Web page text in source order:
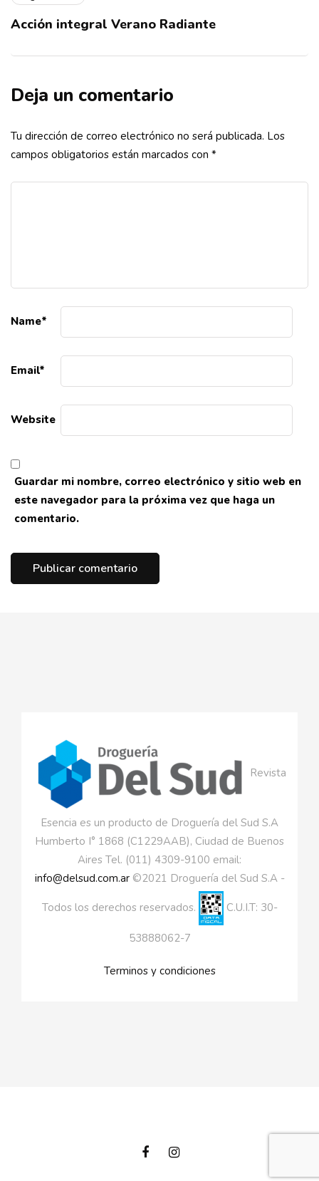
Acción integral Verano Radiante
Deja un comentario
Tu dirección de correo electrónico no será publicada. Los
campos obligatorios están marcados con *
Name*
Email*
Website
Guardar mi nombre, correo electrónico y sitio web en
este navegador para la próxima vez que haga un
comentario.
Revista
Esencia es un producto de Droguería del Sud S.A
Humberto I° 1868 (C1229AAB), Ciudad de Buenos
Aires Tel. (011) 4309-9100 email:
info@delsud.com.ar©2021 Droguería del Sud S.A -
Todos los derechos reservados. C.U.I.T: 30-
53888062-7
Terminos y condiciones